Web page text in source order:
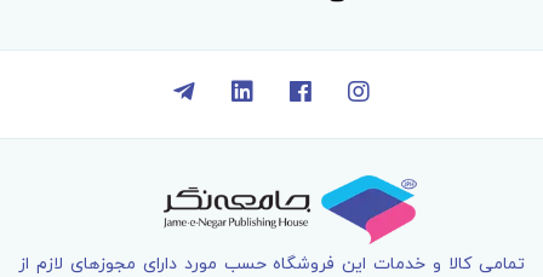
تمامی کالا و خدمات اين فروشگاه حسب مورد دارای مجوزهای لازم از